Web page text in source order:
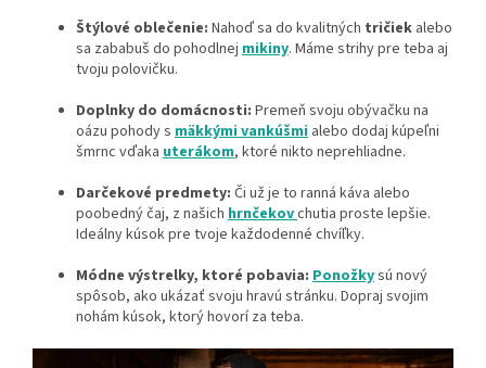
Štýlové oblečenie: Nahoď sa do kvalitných tričiek alebo
sa zababuš do pohodlnej mikiny. Máme strihy pre teba aj
tvoju polovičku.
Doplnky do domácnosti: Premeň svoju obývačku na
oázu pohody s mäkkými vankúšmi alebo dodaj kúpeľni
šmrnc vďaka uterákom, ktoré nikto neprehliadne.
Darčekové predmety: Či už je to ranná káva alebo
poobedný čaj, z našich hrnčekovchutia proste lepšie.
Ideálny kúsok pre tvoje každodenné chvíľky.
Módne výstrelky, ktoré pobavia: Ponožkysú nový
spôsob, ako ukázať svoju hravú stránku. Dopraj svojim
nohám kúsok, ktorý hovorí za teba.